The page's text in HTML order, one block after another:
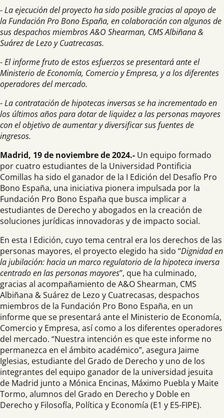
-La ejecución del proyecto ha sido posible gracias al apoyo de
la Fundación Pro Bono España, en colaboración con algunos de
sus despachos miembros A&O Shearman, CMS Albiñana &
Suárez de Lezo y Cuatrecasas.
-El informe fruto de estos esfuerzos se presentará ante el
Ministerio de Economía, Comercio y Empresa, y a los diferentes
operadores del mercado.
-La contratación de hipotecas inversas se ha incrementado en
los últimos años para dotar de liquidez a las personas mayores
con el objetivo de aumentar y diversificar sus fuentes de
ingresos.
Madrid, 19 de noviembre de 2024.- Un equipo formado
por cuatro estudiantes de la Universidad Pontificia
Comillas ha sido el ganador de la I Edición del Desafío Pro
Bono España, una iniciativa pionera impulsada por la
Fundación Pro Bono España que busca implicar a
estudiantes de Derecho y abogados en la creación de
soluciones jurídicas innovadoras y de impacto social.
En esta I Edición, cuyo tema central era los derechos de las
personas mayores, el proyecto elegido ha sido “Dignidad en
la jubilación: hacia un marco regulatorio de la hipoteca inversa
centrado en las personas mayores”, que ha culminado,
gracias al acompañamiento de A&O Shearman, CMS
Albiñana & Suárez de Lezo y Cuatrecasas, despachos
miembros de la Fundación Pro Bono España, en un
informe que se presentará ante el Ministerio de Economía,
Comercio y Empresa, así como a los diferentes operadores
del mercado. “Nuestra intención es que este informe no
permanezca en el ámbito académico”, asegura Jaime
Iglesias, estudiante del Grado de Derecho y uno de los
integrantes del equipo ganador de la universidad jesuita
de Madrid junto a Mónica Encinas, Máximo Puebla y Maite
Tormo, alumnos del Grado en Derecho y Doble en
Derecho y Filosofía, Política y Economía (E1 y E5-FIPE).